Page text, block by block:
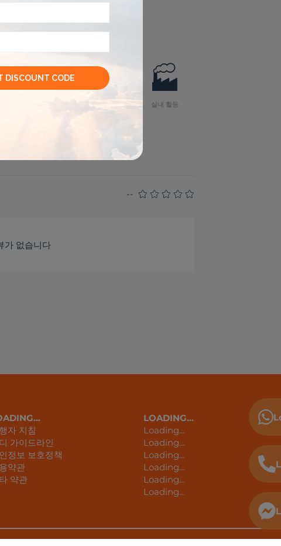
🌃 ⛺ 🏭
실내 활동
--
가 없습니다
자 지침
가이드라인
정보 보호정책
약관
약관
LOADING...
Loading...
Loading...
Loading...
Loading...
Loading...
Loading...